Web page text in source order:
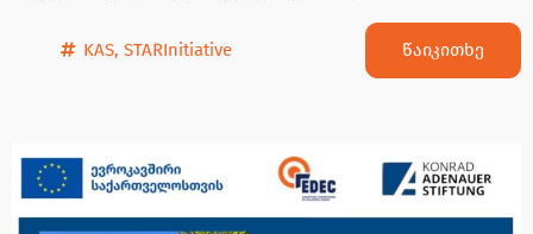
KAS, STARInitiative წაიკითხე